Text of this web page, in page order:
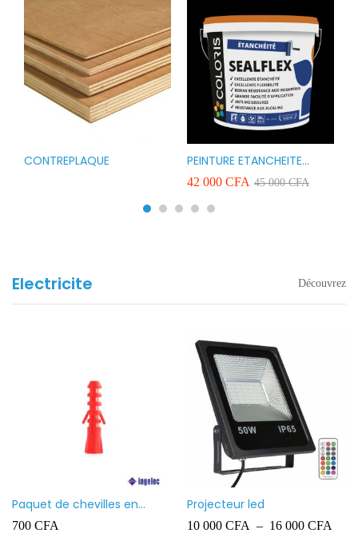
CONTREPLAQUE
PEINTURE ETANCHEITE
COLORIS SEAFLEX 20KG
COULEUR ROUGE BLANC
VERT ET GRIS
42 000 CFA 45 000CFA
Electricite Découvrez
Paquet de chevilles en
plastique Ingelec – 8
700 CFA
Projecteur led
10 000 CFA – 16 000 CFA